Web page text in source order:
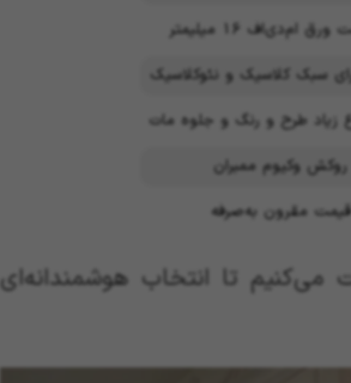
ام‌دی‌اف 16 میلیمتر
سبک کلاسیک و نئوکلاسیک
زیاد طرح و رنگ و جلوه مات
روکش وکیوم ممبران
قیمت مقرون ‌به‌صرفه
می‌کنیم تا انتخاب هوشمندانه‌ای